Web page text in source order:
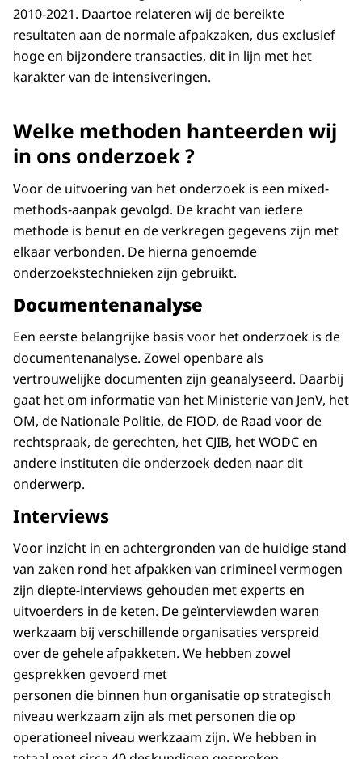
2010-2021. Daartoe relateren wij de bereikte
resultaten aan de normale afpakzaken, dus exclusief
hoge en bijzondere transacties, dit in lijn met het
karakter van de intensiveringen.
Welke methoden hanteerden wij
in ons onderzoek ?
Voor de uitvoering van het onderzoek is een mixed-
methods-aanpak gevolgd. De kracht van iedere
methode is benut en de verkregen gegevens zijn met
elkaar verbonden. De hierna genoemde
onderzoekstechnieken zijn gebruikt.
Documentenanalyse
Een eerste belangrijke basis voor het onderzoek is de
documentenanalyse. Zowel openbare als
vertrouwelijke documenten zijn geanalyseerd. Daarbij
gaat het om informatie van het Ministerie van JenV, het
OM, de Nationale Politie, de FIOD, de Raad voor de
rechtspraak, de gerechten, het CJIB, het WODC en
andere instituten die onderzoek deden naar dit
onderwerp.
Interviews
Voor inzicht in en achtergronden van de huidige stand
van zaken rond het afpakken van crimineel vermogen
zijn diepte-interviews gehouden met experts en
uitvoerders in de keten. De geïnterviewden waren
werkzaam bij verschillende organisaties verspreid
over de gehele afpakketen. We hebben zowel
gesprekken gevoerd met
personen die binnen hun organisatie op strategisch
niveau werkzaam zijn als met personen die op
operationeel niveau werkzaam zijn. We hebben in